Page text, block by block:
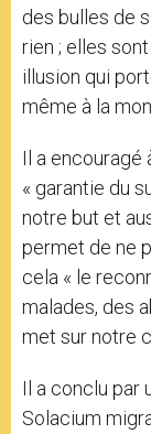
des bulles de
rien ; elles
illusion qui
même à la
Il a encouragé
« garantie du
notre but et
permet de ne
cela « le
malades, des
met sur notre
Il a conclu par
Solacium